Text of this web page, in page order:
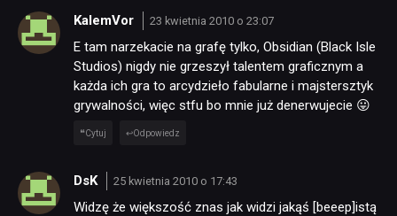
KalemVor 23 kwietnia 2010 o 23:07
E tam narzekacie na grafę tylko, Obsidian (Black Isle
Studios) nigdy nie grzeszył talentem graficznym a
każda ich gra to arcydzieło fabularne i majstersztyk
grywalności, więc stfu bo mnie już denerwujecie 😛
Cytuj Odpowiedz
DsK 25 kwietnia 2010 o 17:43
Widzę że większość znas jak widzi jakąś [beeep]istą